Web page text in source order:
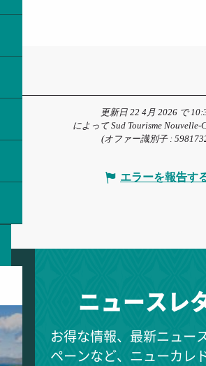
更新日 22 4月 2026 で
によって Sud Tourisme Nouvelle-
(オファー識別子 :
エラーを報告す
ニュースレ
お得な情報、最新ニュー
ペーンなど、ニューカレ